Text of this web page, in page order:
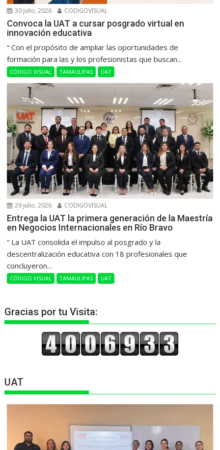
30 julio, 2026 CODIGOVISUAL
Convoca la UAT a cursar posgrado virtual en
innovación educativa
“ Con el propósito de ampliar las oportunidades de
formación para las y los profesionistas que buscan...
CÓDIGO VISUAL TAMAULIPAS UAT
29 julio, 2026 CODIGOVISUAL
Entrega la UAT la primera generación de la Maestría
en Negocios Internacionales en Río Bravo
“ La UAT consolida el impulso al posgrado y la
descentralización educativa con 18 profesionales que
concluyeron...
CÓDIGO VISUAL TAMAULIPAS UAT
Gracias por tu Visita:
UAT